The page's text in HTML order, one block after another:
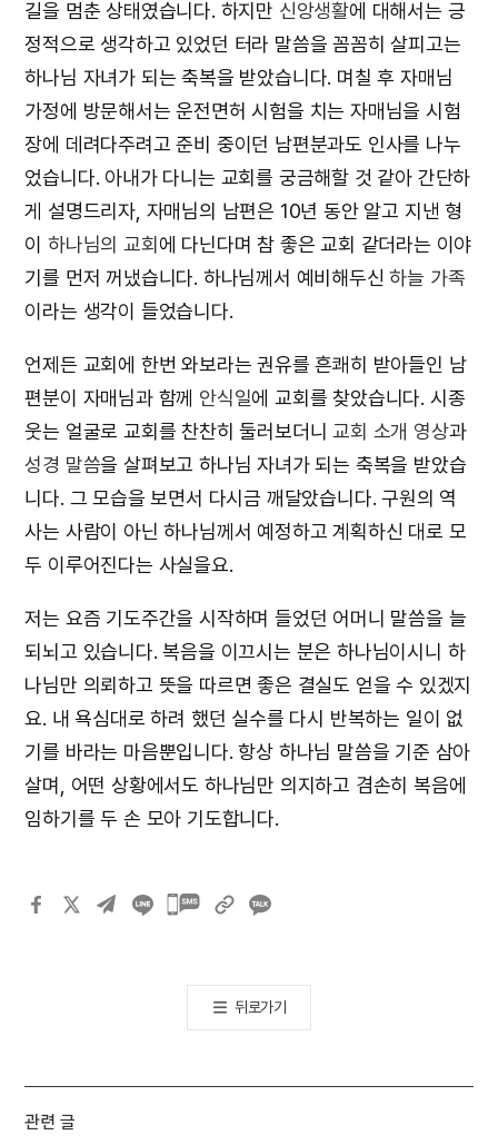
길을 멈춘 상태였습니다. 하지만 신앙생활에 대해서는 긍
정적으로 생각하고 있었던 터라 말씀을 꼼꼼히 살피고는
하나님 자녀가 되는 축복을 받았습니다. 며칠 후 자매님
가정에 방문해서는 운전면허 시험을 치는 자매님을 시험
장에 데려다주려고 준비 중이던 남편분과도 인사를 나누
었습니다. 아내가 다니는 교회를 궁금해할 것 같아 간단하
게 설명드리자, 자매님의 남편은 10년 동안 알고 지낸 형
이 하나님의 교회에 다닌다며 참 좋은 교회 같더라는 이야
기를 먼저 꺼냈습니다. 하나님께서 예비해두신하늘 가족
이라는 생각이 들었습니다.
언제든 교회에 한번 와보라는 권유를 흔쾌히 받아들인 남
편분이 자매님과 함께 안식일에 교회를 찾았습니다. 시종
웃는 얼굴로 교회를 찬찬히 둘러보더니교회 소개 영상과
성경 말씀을 살펴보고 하나님 자녀가 되는 축복을 받았습
니다. 그 모습을 보면서 다시금 깨달았습니다. 구원의 역
사는 사람이 아닌 하나님께서 예정하고 계획하신 대로 모
두 이루어진다는 사실을요.
저는 요즘 기도주간을 시작하며 들었던 어머니 말씀을 늘
되뇌고 있습니다. 복음을 이끄시는 분은 하나님이시니 하
나님만 의뢰하고 뜻을 따르면 좋은 결실도 얻을 수 있겠지
요. 내 욕심대로 하려 했던 실수를 다시 반복하는 일이 없
기를 바라는 마음뿐입니다. 항상 하나님 말씀을 기준 삼아
살며, 어떤 상황에서도 하나님만 의지하고 겸손히 복음에
임하기를 두 손 모아 기도합니다.
카카오톡
뒤로가기
관련 글